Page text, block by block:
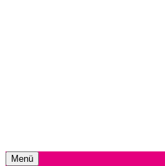
Menü